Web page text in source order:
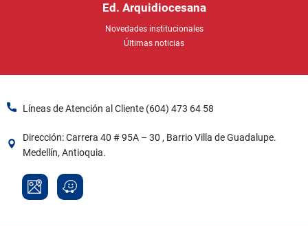
Ed. Arquidiocesana
Novedades institucionales
Últimas noticias
Líneas de Atención al Cliente (604) 473 64 58​
Dirección: Carrera 40 # 95A – 30 , Barrio Villa de Guadalupe.
Medellín, Antioquia.